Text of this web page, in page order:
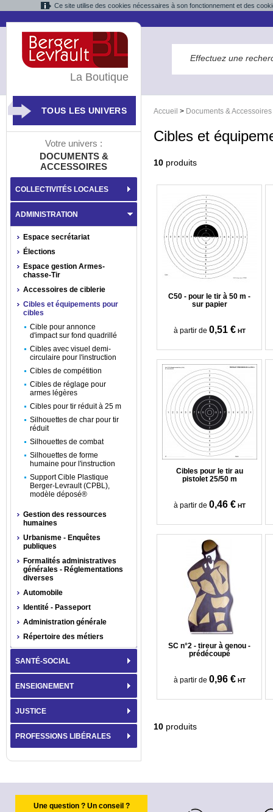
Ce site utilise des cookies nécessaires à son fonctionnement et des
Accueil > Documents & Accessoires
Cibles et
10 produits
C50 - pour le tir à 50 m -
sur papier
à partir de 0,51 € HT
Cibles pour le tir au
pistolet 25/50 m
à partir de 0,46 € HT
SC n°2 - tireur à genou -
prédécoupé
à partir de 0,96 € HT
10 produits
La Boutique
TOUS LES UNIVERS
Votre univers :
DOCUMENTS &
ACCESSOIRES
COLLECTIVITÉS LOCALES
ADMINISTRATION
Espace secrétariat
Élections
Espace gestion Armes-
chasse-Tir
Accessoires de ciblerie
Cibles et équipements pour
cibles
Cible pour annonce
d'impact sur fond quadrillé
Cibles avec visuel demi-
circulaire pour l'instruction
Cibles de compétition
Cibles de réglage pour
armes légères
Cibles pour tir réduit à 25 m
Silhouettes de char pour tir
réduit
Silhouettes de combat
Silhouettes de forme
humaine pour l'instruction
Support Cible Plastique
Berger-Levrault (CPBL),
modèle déposé®
Gestion des ressources
humaines
Urbanisme - Enquêtes
publiques
Formalités administratives
générales - Réglementations
diverses
Automobile
Identité - Passeport
Administration générale
Répertoire des métiers
SANTÉ-SOCIAL
ENSEIGNEMENT
JUSTICE
PROFESSIONS LIBÉRALES
Une question ? Un conseil ?